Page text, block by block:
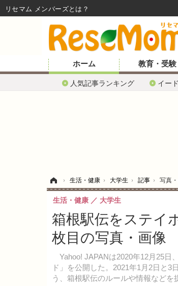
ホーム
人気記事ランキング イー
教育・受験
› 生活・健康 › 大学生 › 記事 › 写真
箱根駅伝をステイ
枚目の写真・画像
Yahoo! JAPANは2020年12月25日
ド」を公開した。2021年1月2日と
う、箱根駅伝のルールや情報などを
生活・健康 大学生
リセマム メンバーズ